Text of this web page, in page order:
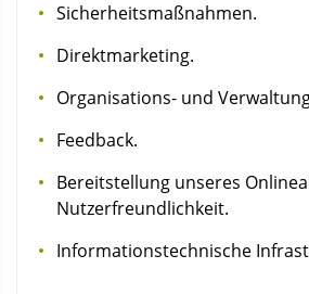
Sicherheitsmaßnahmen.
Direktmarketing.
Organisations- und
Feedback.
Bereitstellung unseres
Nutzerfreundlichkeit.
Informationstechnische